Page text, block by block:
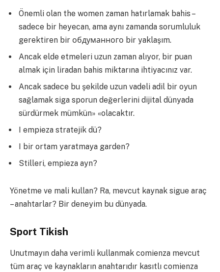
Önemli olan the women zaman hatırlamak bahis –
sadece bir heyecan, ama aynı zamanda sorumluluk
gerektiren bir обдуманного bir yaklaşım.
Ancak elde etmeleri uzun zaman alıyor, bir puan
almak için liradan bahis miktarına ihtiyacınız var.
Ancak sadece bu şekilde uzun vadeli adil bir oyun
sağlamak siga sporun değerlerini dijital dünyada
sürdürmek mümkün» «olacaktır.
I empieza stratejik dü?
I bir ortam yaratmaya garden?
Stilleri, empieza ayn?
Yönetme ve mali kullan? Ra, mevcut kaynak sigue araç
– anahtarlar? Bir deneyim bu dünyada.
Sport Tikish​
Unutmayın daha verimli kullanmak comienza mevcut
tüm araç ve kaynakların anahtarıdır kasıtlı comienza